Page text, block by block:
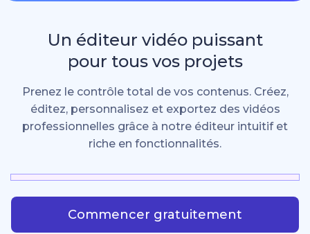
Un éditeur vidéo puissant
pour tous vos projets
Prenez le contrôle total de vos contenus. Créez,
éditez, personnalisez et exportez des vidéos
professionnelles grâce à notre éditeur intuitif et
riche en fonctionnalités.
Commencer gratuitement